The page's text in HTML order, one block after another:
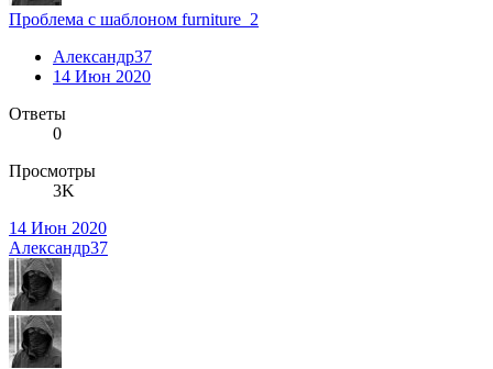
Проблема с шаблоном furniture_2
Александр37
14 Июн 2020
Ответы
0
Просмотры
3K
14 Июн 2020
Александр37